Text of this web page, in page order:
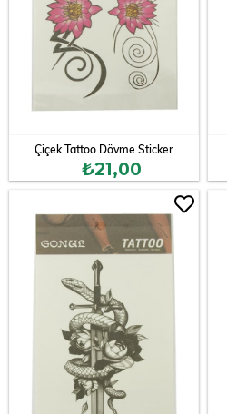
Çiçek Tattoo Dövme Sticker
₺21,00